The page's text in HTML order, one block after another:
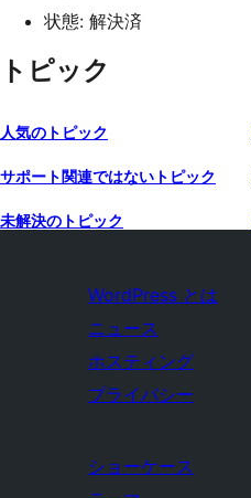
状態: 解決済
トピック
人気のトピック
サポート関連ではないトピック
未解決のトピック
WordPress とは
ニュース
ホスティング
プライバシー
ショーケース